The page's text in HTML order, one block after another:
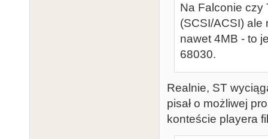
Na Falconie czy
(SCSI/ACSI) ale
nawet 4MB - to
68030.
Realnie, ST
pisał o możliwej
konteście playera